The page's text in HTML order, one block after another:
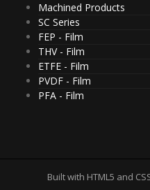
Machined Products
SC Series
FEP - Film
THV - Film
ETFE - Film
PVDF - Film
PFA - Film
Built with HTML5 and